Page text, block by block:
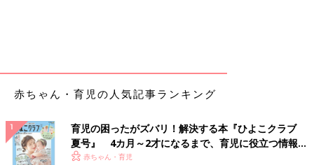
赤ちゃん・育児の人気記事ランキング
育児の困ったがズバリ！解決する本『ひよこクラブ
夏号』 4カ月～2才になるまで、育児に役立つ情報が
いっぱい！
赤ちゃん・育児